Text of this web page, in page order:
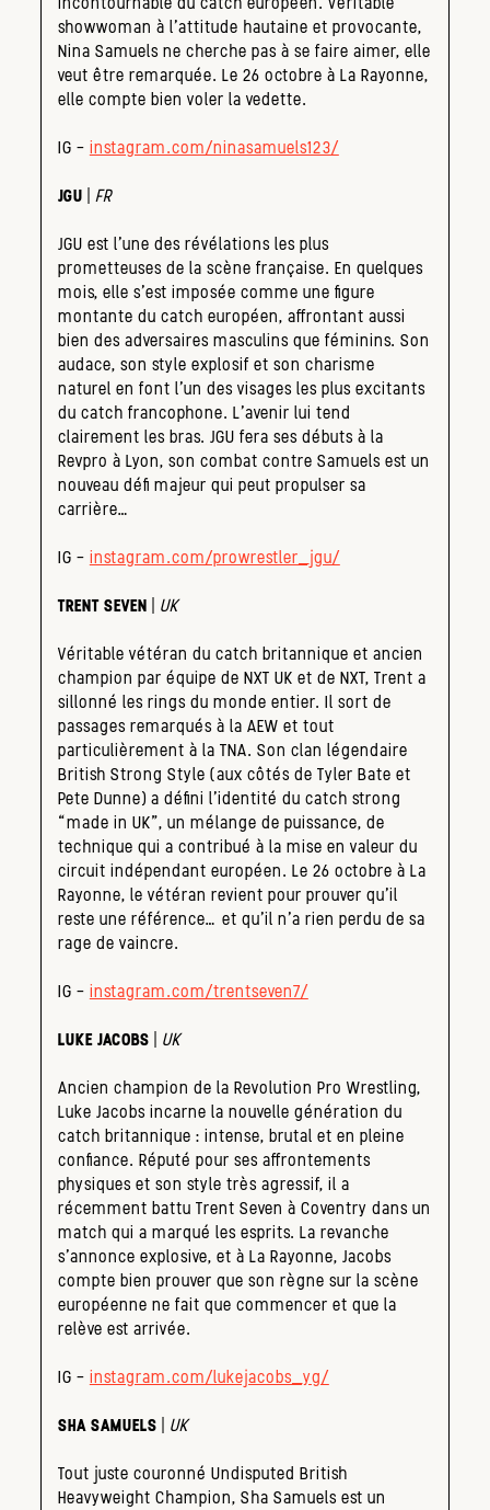
showwoman à l’attitude hautaine et provocante,
Nina Samuels ne cherche pas à se faire aimer, elle
veut être remarquée. Le 26 octobre à La Rayonne,
elle compte bien voler la vedette.
IG – instagram.com/ninasamuels123/
JGU FR
JGU est l’une des révélations les plus
prometteuses de la scène française. En quelques
mois, elle s’est imposée comme une figure
montante du catch européen, affrontant aussi
bien des adversaires masculins que féminins. Son
audace, son style explosif et son charisme
naturel en font l’un des visages les plus excitants
du catch francophone. L’avenir lui tend
clairement les bras. JGU fera ses débuts à la
Revpro à Lyon, son combat contre Samuels est un
nouveau défi majeur qui peut propulser sa
carrière…
IG – instagram.com/prowrestler_jgu/
TRENT SEVEN UK
Véritable vétéran du catch britannique et ancien
champion par équipe de NXT UK et de NXT, Trent a
sillonné les rings du monde entier. Il sort de
passages remarqués à la AEW et tout
particulièrement à la TNA. Son clan légendaire
British Strong Style (aux côtés de Tyler Bate et
Pete Dunne) a défini l’identité du catch strong
“made in UK”, un mélange de puissance, de
technique qui a contribué à la mise en valeur du
circuit indépendant européen. Le 26 octobre à La
Rayonne, le vétéran revient pour prouver qu’il
reste une référence… et qu’il n’a rien perdu de sa
rage de vaincre.
IG – instagram.com/trentseven7/
LUKE JACOBS UK
Ancien champion de la Revolution Pro Wrestling,
Luke Jacobs incarne la nouvelle génération du
catch britannique : intense, brutal et en pleine
confiance. Réputé pour ses affrontements
physiques et son style très agressif, il a
récemment battu Trent Seven à Coventry dans un
match qui a marqué les esprits. La revanche
s’annonce explosive, et à La Rayonne, Jacobs
compte bien prouver que son règne sur la scène
européenne ne fait que commencer et que la
relève est arrivée.
IG – instagram.com/lukejacobs_yg/
SHA SAMUELS UK
Tout juste couronné Undisputed British
Heavyweight Champion, Sha Samuels est un